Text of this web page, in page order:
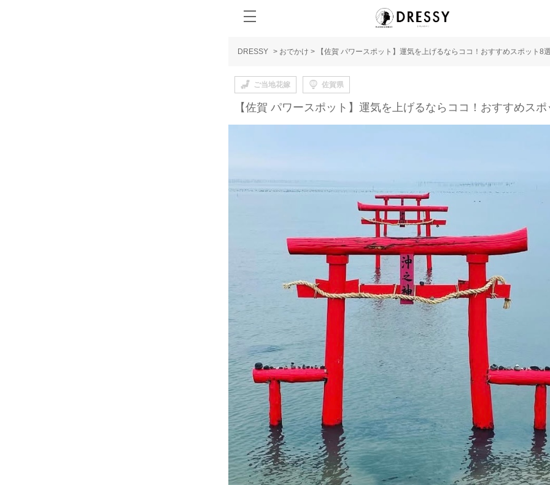
DRESSY > おでかけ > 【佐賀 パワースポット】運気を上げるならココ！おすすめスポット8選
ご当地花嫁 佐賀県
【佐賀 パワースポット】運気を上げるならココ！おすすめスポ